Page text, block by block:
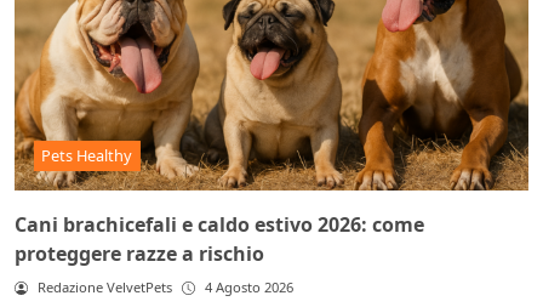
Pets Healthy
Cani brachicefali e caldo estivo 2026: come
proteggere razze a rischio
Redazione VelvetPets 4 Agosto 2026